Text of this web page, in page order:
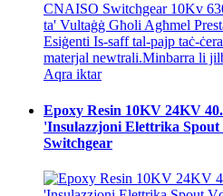
CNAISO Switchgear 10Kv
ta' Vultaġġ Għoli Agħmel
Esiġenti Is-saff tal-pajp taċ-
materjal newtrali.Minbarra li
Aqra iktar
Epoxy Resin 10KV 24KV
'Insulazzjoni Elettrika
Switchgear